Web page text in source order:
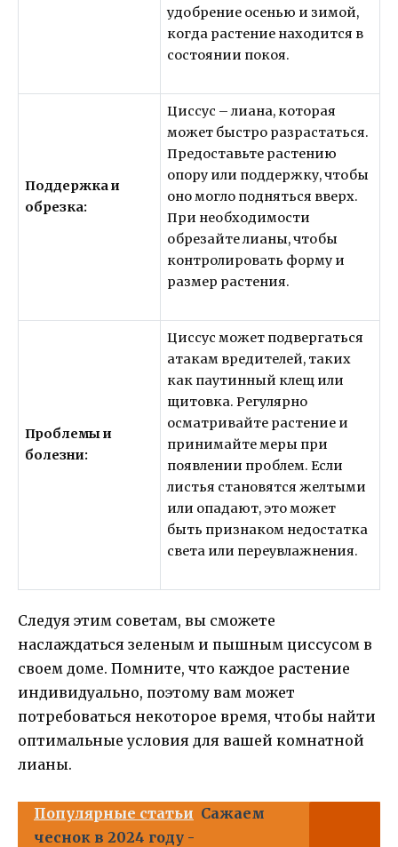
удобрение осенью и зимой,
когда растение находится в
состоянии покоя.
Поддержка и
обрезка:
Циссус – лиана, которая
может быстро разрастаться.
Предоставьте растению
опору или поддержку, чтобы
оно могло подняться вверх.
При необходимости
обрезайте лианы, чтобы
контролировать форму и
размер растения.
Проблемы и
болезни:
Циссус может подвергаться
атакам вредителей, таких
как паутинный клещ или
щитовка. Регулярно
осматривайте растение и
принимайте меры при
появлении проблем. Если
листья становятся желтыми
или опадают, это может
быть признаком недостатка
света или переувлажнения.
Следуя этим советам, вы сможете
наслаждаться зеленым и пышным циссусом в
своем доме. Помните, что каждое растение
индивидуально, поэтому вам может
потребоваться некоторое время, чтобы найти
оптимальные условия для вашей комнатной
лианы.
Популярные статьи Сажаем
чеснок в 2024 году -